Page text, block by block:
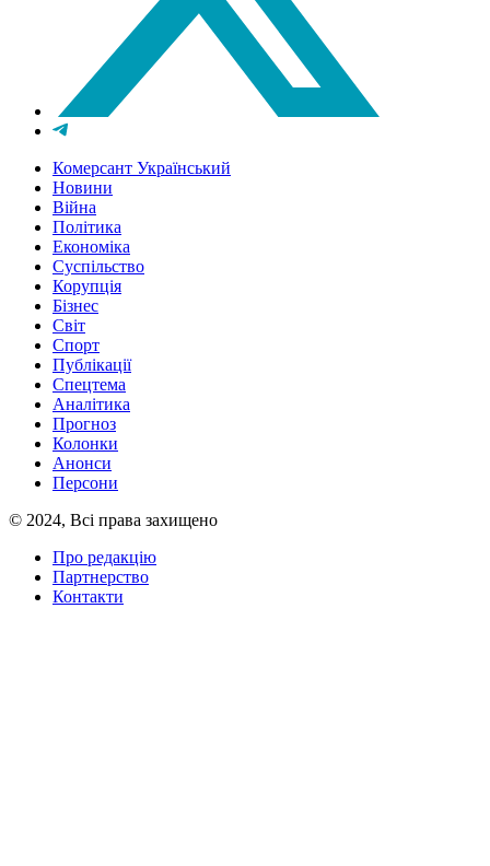
Комерсант Український
Новини
Війна
Політика
Економіка
Суспільство
Корупція
Бізнес
Світ
Спорт
Публікації
Спецтема
Аналітика
Прогноз
Колонки
Анонси
Персони
© 2024, Всі права захищено
Про редакцію
Партнерство
Контакти